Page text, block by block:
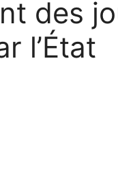
des
l’État